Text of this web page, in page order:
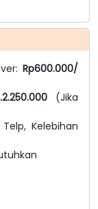
Rp600.000/
(Jika
Kelebihan